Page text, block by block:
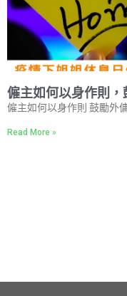
僱主如何以身作則，
僱主如何以身作則 鼓勵外
Read More »